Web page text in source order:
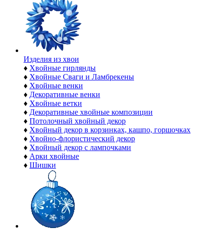
Изделия из хвои
♦ Хвойные гирлянды
♦ Хвойные Сваги и Ламбрекены
♦ Хвойные венки
♦ Декоративные венки
♦ Хвойные ветки
♦ Декоративные хвойные композиции
♦ Потолочный хвойный декор
♦ Хвойный декор в корзинках, кашпо, горшочках
♦ Хвойно-флористический декор
♦ Хвойный декор с лампочками
♦ Арки хвойные
♦ Шишки